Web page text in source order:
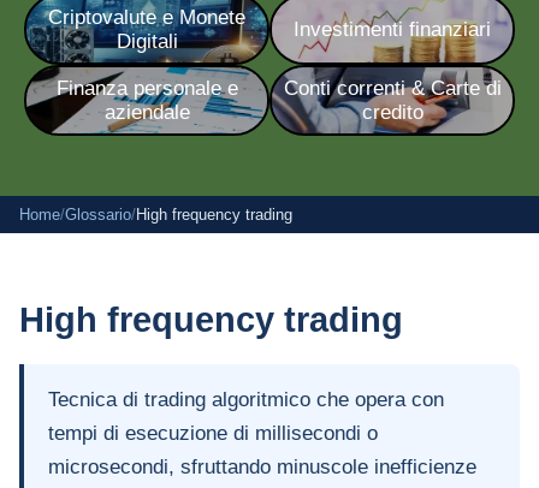
Criptovalute e Monete
Digitali
Investimenti finanziari
Finanza personale e
aziendale
Conti correnti & Carte di
credito
Home/Glossario/High frequency trading
High frequency trading
Tecnica di trading algoritmico che opera con
tempi di esecuzione di millisecondi o
microsecondi, sfruttando minuscole inefficienze